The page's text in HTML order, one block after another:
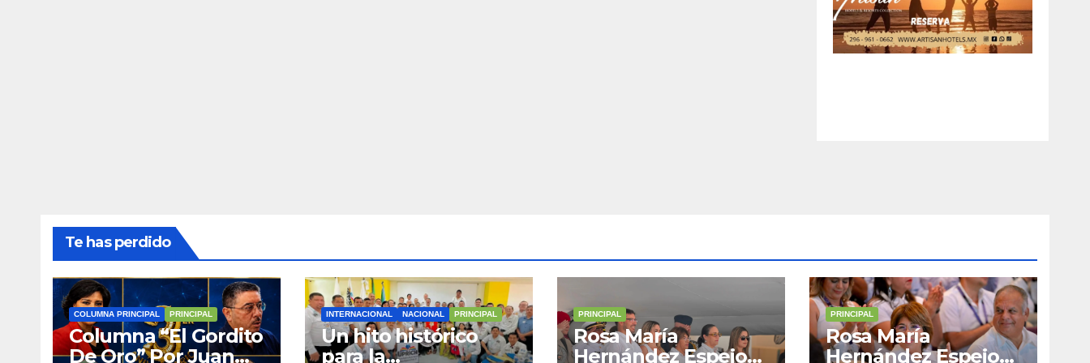
Te has perdido
COLUMNA PRINCIPAL PRINCIPAL
Columna “El Gordito
De Oro” Por Juan
INTERNACIONAL NACIONAL PRINCIPAL
Un hito histórico
para la
PRINCIPAL
Rosa María
Hernández Espejo
PRINCIPAL
Rosa María
Hernández Espejo